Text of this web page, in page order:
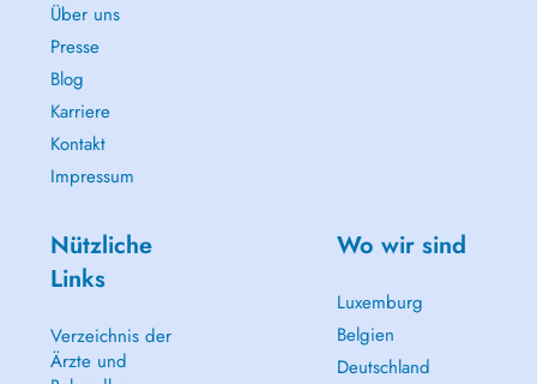
Über uns
Presse
Blog
Karriere
Kontakt
Impressum
Nützliche
Links
Verzeichnis der
Ärzte und
Wo wir sind
Luxemburg
Belgien
Deutschland